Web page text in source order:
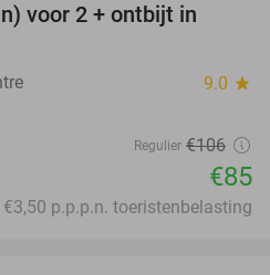
voor 2 + ontbijt in
9.0 star
Regulier €106
€85
€3,50 p.p.p.n. toeristenbelasting